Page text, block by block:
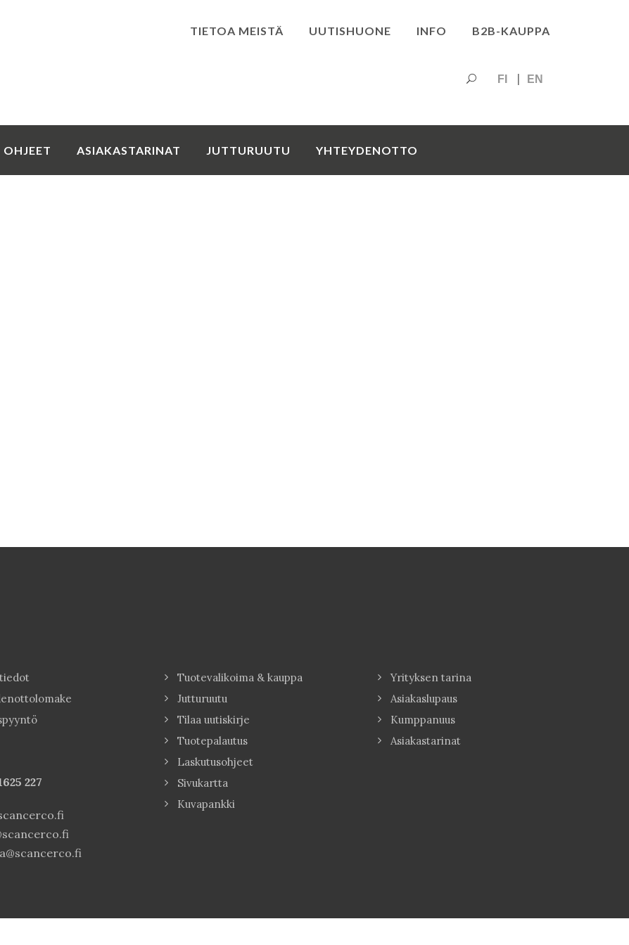
TIETOA MEISTÄ UUTISHUONE INFO B2B-KAUPPA
FI EN
OHJEET ASIAKASTARINAT JUTTURUUTU YHTEYDENOTTO
227
Tuotevalikoima & kauppa
Jutturuutu
Tilaa uutiskirje
Tuotepalautus
Laskutusohjeet
Sivukartta
Kuvapankki
Yrityksen tarina
Asiakaslupaus
Kumppanuus
Asiakastarinat